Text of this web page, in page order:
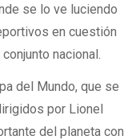
se lo ve luciendo
en cuestión
nacional.
del Mundo, que se
por Lionel
del planeta con